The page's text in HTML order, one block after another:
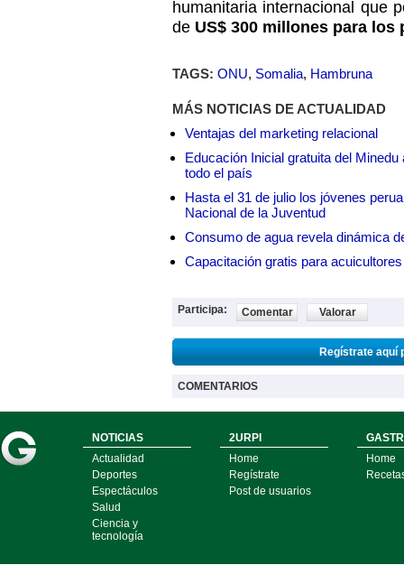
humanitaria internacional que
de US$ 300 millones para
TAGS: ONU, Somalia, Hambruna
MÁS NOTICIAS DE ACTUALIDAD
Ventajas del marketing relacional
Educación Inicial gratuita del
todo el país
Hasta el 31 de julio los jóvenes
Nacional de la Juventud
Consumo de agua revela dinámica
Capacitación gratis para
Participa: Comentar Valorar
Regístrate aquí
COMENTARIOS
NOTICIAS
Actualidad
Deportes
Espectáculos
Salud
Ciencia y
tecnología
2URPI
Home
Regístrate
Post de usuarios
Home